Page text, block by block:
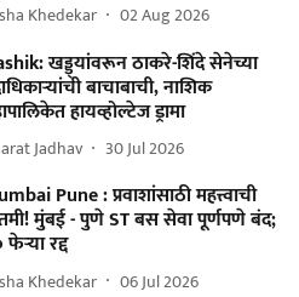
Khedekar 02 Aug 2026
खड्ड्यांवरून ठाकरे-शिंदे सेनेच्या
बाचाबाची, नाशिक
हायव्होल्टेज ड्रामा
Jadhav 30 Jul 2026
Pune : प्रवाशांसाठी महत्त्वाची
मुंबई - पुणे ST बस सेवा पूर्णपणे बंद;
रद्द
Khedekar 06 Jul 2026